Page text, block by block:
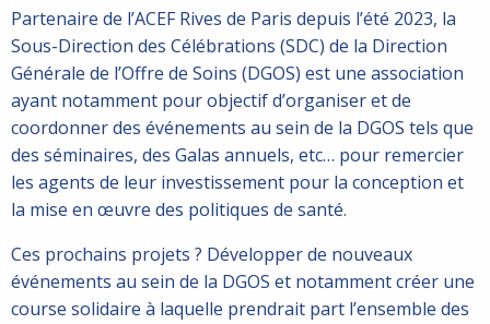
Partenaire de l’ACEF Rives de Paris depuis l’été 2023, la
Sous-Direction des Célébrations (SDC) de la Direction
Générale de l’Offre de Soins (DGOS) est une association
ayant notamment pour objectif d’organiser et de
coordonner des événements au sein de la DGOS tels que
des séminaires, des Galas annuels, etc… pour remercier
les agents de leur investissement pour la conception et
la mise en œuvre des politiques de santé.
Ces prochains projets ? Développer de nouveaux
événements au sein de la DGOS et notamment créer une
course solidaire à laquelle prendrait part l’ensemble des